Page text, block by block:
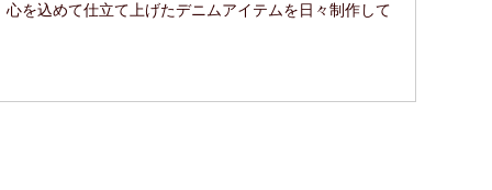
を込めて仕立て上げたデニムアイテムを日々制作して